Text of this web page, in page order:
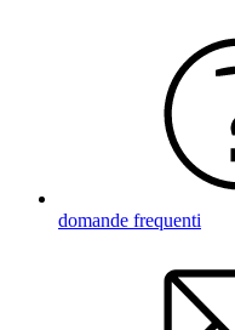
domande frequenti